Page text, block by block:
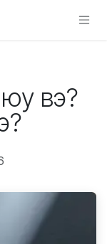
вэ?